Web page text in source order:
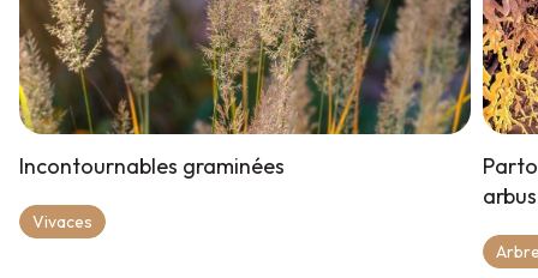
Incontournables graminées
Vivaces